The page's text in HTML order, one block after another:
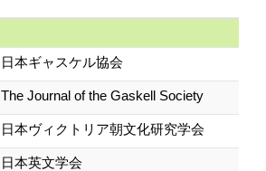
日本ギャスケル協会
The Journal of the Gaskell Society
日本ヴィクトリア朝文化研究学会
日本英文学会